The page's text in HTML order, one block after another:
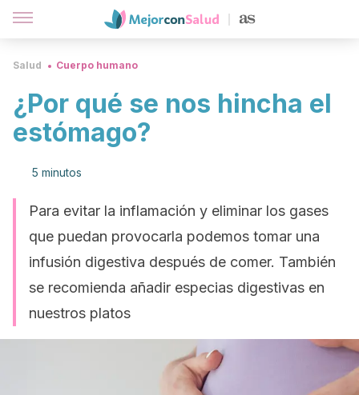
Salud Cuerpo humano
¿Por qué se nos hincha el
estómago?
5 minutos
Para evitar la inflamación y eliminar los gases
que puedan provocarla podemos tomar una
infusión digestiva después de comer. También
se recomienda añadir especias digestivas en
nuestros platos